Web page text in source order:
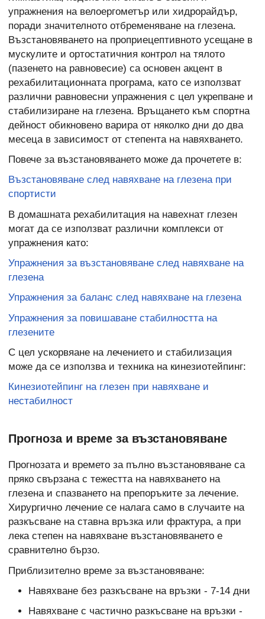
упражнения на велоергометър или хидрорайдър,
поради значителното отбременяване на глезена.
Възстановяването на проприецептивното усещане в
мускулите и ортостатичния контрол на тялото
(пазенето на равновесие) са основен акцент в
рехабилитационната програма, като се използват
различни равновесни упражнения с цел укрепване и
стабилизиране на глезена. Връщането към спортна
дейност обикновено варира от няколко дни до два
месеца в зависимост от степента на навяхването.
Повече за възстановяването може да прочетете в:
Възстановяване след навяхване на глезена при
спортисти
В домашната рехабилитация на навехнат глезен
могат да се използват различни комплекси от
упражнения като:
Упражнения за възстановяване след навяхване на
глезена
Упражнения за баланс след навяхване на глезена
Упражнения за повишаване стабилността на
глезените
С цел ускорвяане на лечението и стабилизация
може да се използва и техника на кинезиотейпинг:
Кинезиотейпинг на глезен при навяхване и
нестабилност
Прогноза и време за възстановяване
Прогнозата и времето за пълно възстановяване са
пряко свързана с тежестта на навяхването на
глезена и спазването на препоръките за лечение.
Хирургично лечение се налага само в случаите на
разкъсване на ставна връзка или фрактура, а при
лека степен на навяхване възстановяването е
сравнително бързо.
Приблизително време за възстановяване:
Навяхване без разкъсване на връзки - 7-14 дни
Навяхване с частично разкъсване на връзки -